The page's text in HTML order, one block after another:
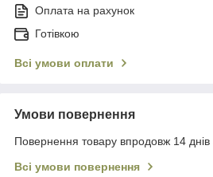
Оплата на рахунок
Готівкою
Всі умови оплати
Умови повернення
Повернення товару впродовж 14 днів
Всі умови повернення